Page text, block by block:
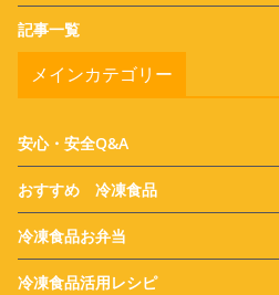
記事一覧
メインカテゴリー
安心・安全Q&A
おすすめ 冷凍食品
冷凍食品お弁当
冷凍食品活用レシピ